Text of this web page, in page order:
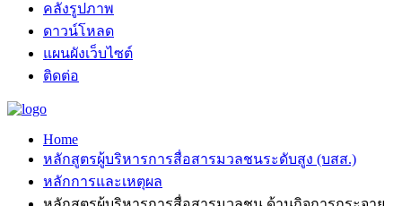
คลังรูปภาพ
ดาวน์โหลด
แผนผังเว็บไซต์
ติดต่อ
Home
หลักสูตรผู้บริหารการสื่อสารมวลชนระดับสูง (บสส.)
หลักการและเหตุผล